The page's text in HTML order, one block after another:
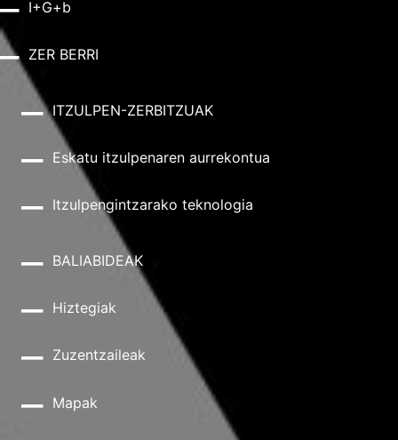
I+G+b
ZER BERRI
ITZULPEN-ZERBITZUAK
Eskatu itzulpenaren aurrekontua
Itzulpengintzarako teknologia
BALIABIDEAK
Hiztegiak
Zuzentzaileak
Mapak